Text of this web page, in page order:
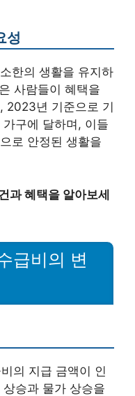
성
한의 생활을 유지하
사람들이 혜택을
2023년 기준으로 기
구에 달하며, 이들
로 안정된 생활을
과 혜택을 알아보세
급비의 변
의 지급 금액이 인
승과 물가 상승을